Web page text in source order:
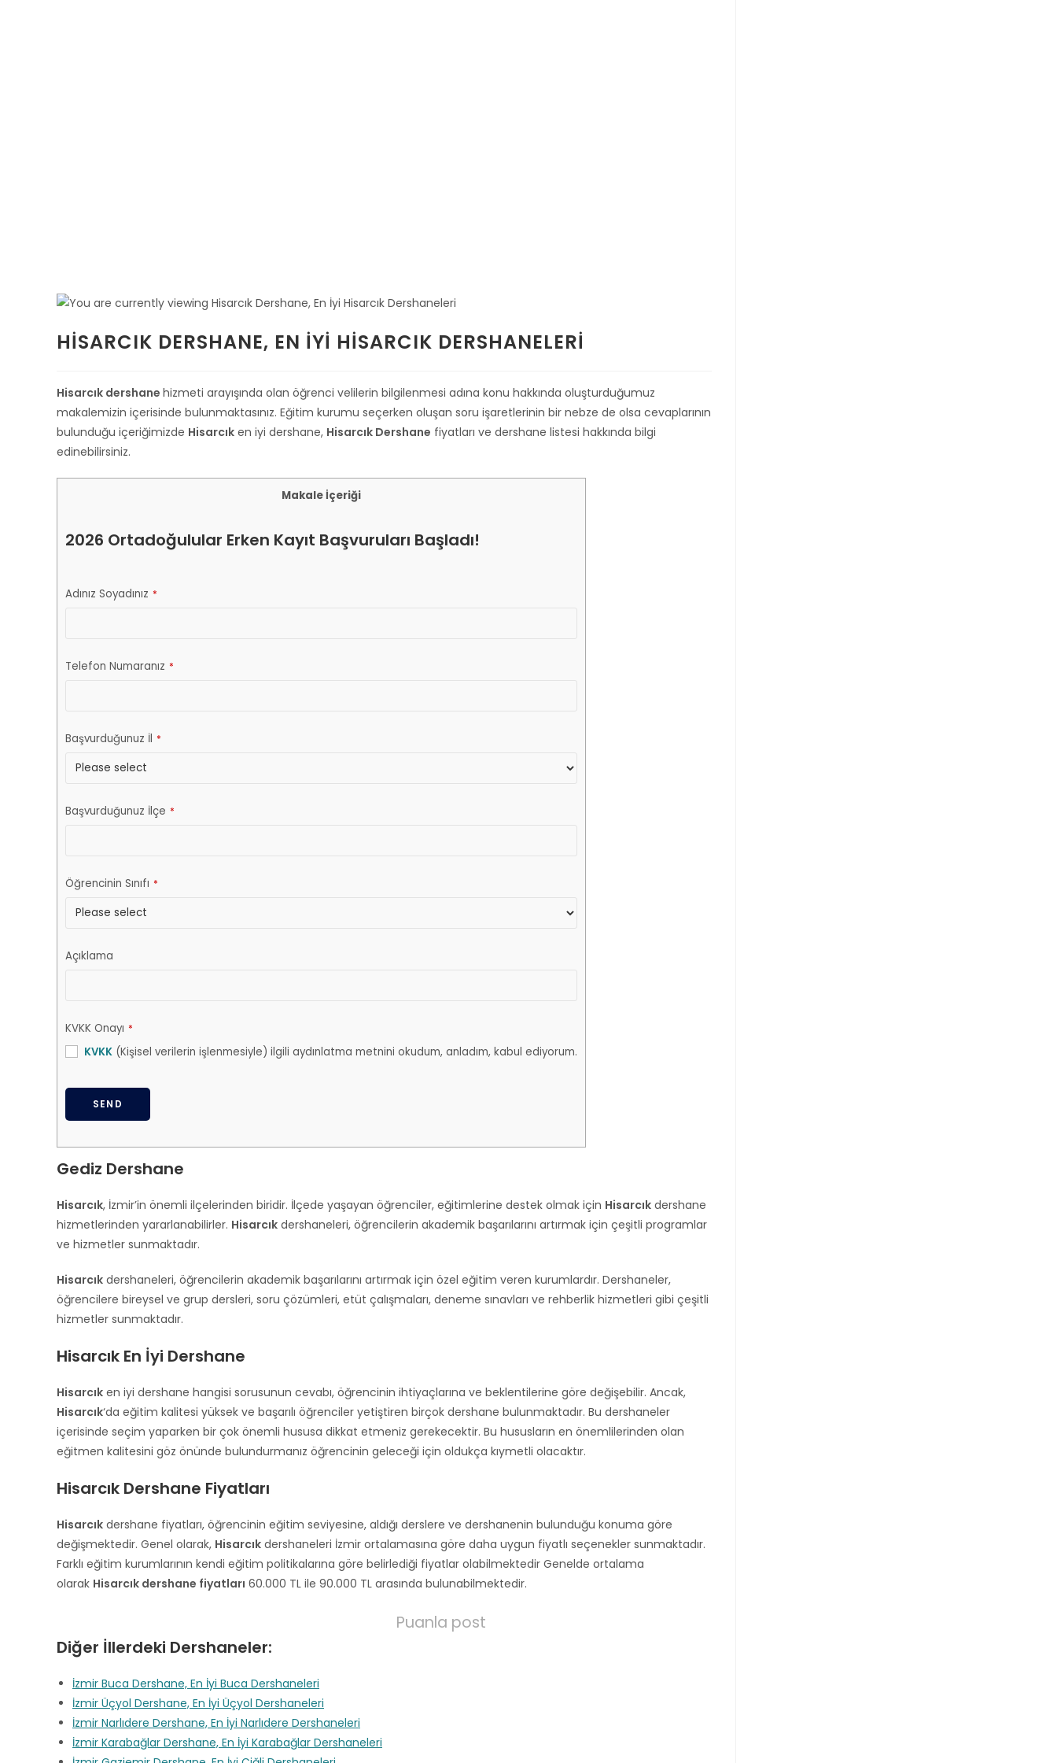
HISARCIK DERSHANE, EN İYI HISARCIK DERSHANELERI
Hisarcık dershane hizmeti arayışında olan öğrenci velilerin bilgilenmesi adına konu hakkında oluşturduğumuz
makalemizin içerisinde bulunmaktasınız. Eğitim kurumu seçerken oluşan soru işaretlerinin bir nebze de olsa cevaplarının
bulunduğu içeriğimizde Hisarcık en iyi dershane, Hisarcık Dershane fiyatları ve dershane listesi hakkında bilgi
edinebilirsiniz.
Makale İçeriği
2026 Ortadoğulular Erken Kayıt Başvuruları Başladı!
Adınız Soyadınız *
Telefon Numaranız *
Başvurduğunuz İl *
Başvurduğunuz İlçe *
Öğrencinin Sınıfı *
Açıklama
KVKK Onayı *
KVKK (Kişisel verilerin işlenmesiyle) ilgili aydınlatma metnini okudum, anladım, kabul ediyorum.
SEND
i
f
i
e
d
s
h
u
d
b
e
l
f
b
l
Gediz Dershane
Hisarcık, İzmir’in önemli ilçelerinden biridir. İlçede yaşayan öğrenciler, eğitimlerine destek olmak için Hisarcık dershane
hizmetlerinden yararlanabilirler. Hisarcık dershaneleri, öğrencilerin akademik başarılarını artırmak için çeşitli programlar
ve hizmetler sunmaktadır.
Hisarcık dershaneleri, öğrencilerin akademik başarılarını artırmak için özel eğitim veren kurumlardır. Dershaneler,
öğrencilere bireysel ve grup dersleri, soru çözümleri, etüt çalışmaları, deneme sınavları ve rehberlik hizmetleri gibi çeşitli
hizmetler sunmaktadır.
Hisarcık En İyi Dershane
Hisarcık en iyi dershane hangisi sorusunun cevabı, öğrencinin ihtiyaçlarına ve beklentilerine göre değişebilir. Ancak,
Hisarcık‘da eğitim kalitesi yüksek ve başarılı öğrenciler yetiştiren birçok dershane bulunmaktadır. Bu dershaneler
içerisinde seçim yaparken bir çok önemli hususa dikkat etmeniz gerekecektir. Bu hususların en önemlilerinden olan
eğitmen kalitesini göz önünde bulundurmanız öğrencinin geleceği için oldukça kıymetli olacaktır.
Hisarcık Dershane Fiyatları
Hisarcık dershane fiyatları, öğrencinin eğitim seviyesine, aldığı derslere ve dershanenin bulunduğu konuma göre
değişmektedir. Genel olarak, Hisarcık dershaneleri İzmir ortalamasına göre daha uygun fiyatlı seçenekler sunmaktadır.
Farklı eğitim kurumlarının kendi eğitim politikalarına göre belirlediği fiyatlar olabilmektedir Genelde ortalama
olarak Hisarcık dershane fiyatları 60.000 TL ile 90.000 TL arasında bulunabilmektedir.
Puanla post
Diğer İllerdeki Dershaneler:
İzmir Buca Dershane, En İyi Buca Dershaneleri
İzmir Üçyol Dershane, En İyi Üçyol Dershaneleri
İzmir Narlıdere Dershane, En İyi Narlıdere Dershaneleri
İzmir Karabağlar Dershane, En İyi Karabağlar Dershaneleri